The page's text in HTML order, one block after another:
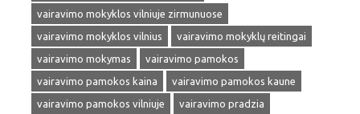
vairavimo mokyklos vilniuje zirmunuose
vairavimo mokyklos vilnius
vairavimo mokyklų reitingai
vairavimo mokymas
vairavimo pamokos
vairavimo pamokos kaina
vairavimo pamokos kaune
vairavimo pamokos vilniuje
vairavimo pradzia